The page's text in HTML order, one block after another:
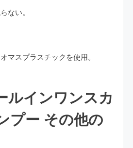
ない。
マスプラスチックを使用。
ルインワンスカ
プー その他の